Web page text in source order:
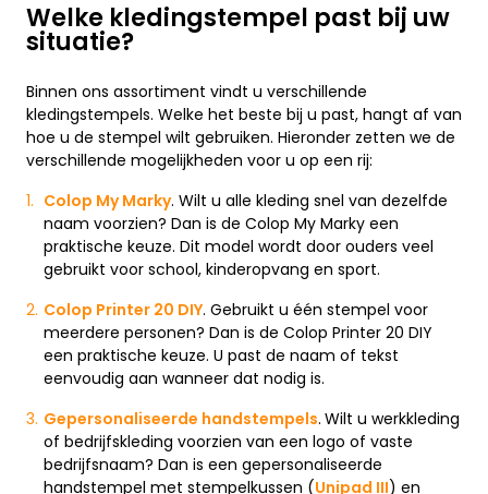
Welke kledingstempel past bij uw
situatie?
Binnen ons assortiment vindt u verschillende
kledingstempels. Welke het beste bij u past, hangt af van
hoe u de stempel wilt gebruiken. Hieronder zetten we de
verschillende mogelijkheden voor u op een rij:
Colop My Marky. Wilt u alle kleding snel van dezelfde
naam voorzien? Dan is de Colop My Marky een
praktische keuze. Dit model wordt door ouders veel
gebruikt voor school, kinderopvang en sport.
Colop Printer 20 DIY. Gebruikt u één stempel voor
meerdere personen? Dan is de Colop Printer 20 DIY
een praktische keuze. U past de naam of tekst
eenvoudig aan wanneer dat nodig is.
Gepersonaliseerde handstempels. Wilt u werkkleding
of bedrijfskleding voorzien van een logo of vaste
bedrijfsnaam? Dan is een gepersonaliseerde
handstempel met stempelkussen (Unipad III) en